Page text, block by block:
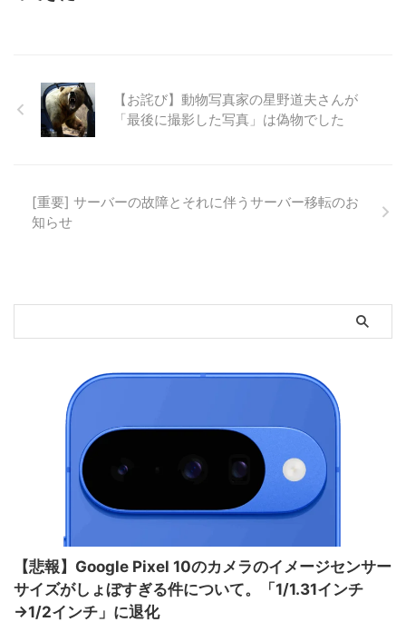
【お詫び】動物写真家の星野道夫さんが
「最後に撮影した写真」は偽物でした
[重要] サーバーの故障とそれに伴うサーバー移転のお
知らせ
【悲報】Google Pixel 10のカメラのイメージセンサー
サイズがしょぼすぎる件について。「1/1.31インチ
→1/2インチ」に退化